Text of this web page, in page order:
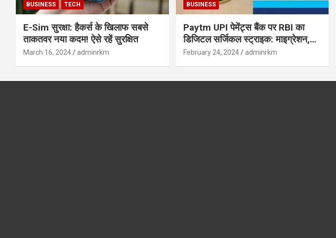
BUSINESS TECH
E-Sim सुरक्षा: हैकर्स के खिलाफ सबसे
ताकतवर नया कदम! ऐसे रहें सुरक्षित
March 16, 2024 adminrkm
BUSINESS
Paytm UPI पेमेंट्स बैंक पर RBI का
डिजिटल सर्जिकल स्ट्राइक: माइग्रेशन,
सुरक्षा और उपयोगकर्ताओं के लिए सलाह!
February 24, 2024 adminrkm